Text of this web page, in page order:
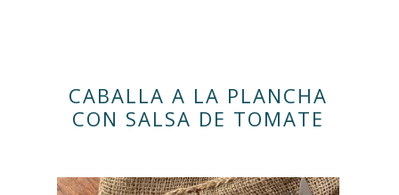
CABALLA A LA PLANCHA
CON SALSA DE TOMATE